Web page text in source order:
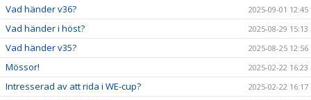
Vad händer v36? 2025-09-01 12:45
Vad händer i höst? 2025-08-29 15:13
Vad händer v35? 2025-08-25 12:56
Mössor! 2025-02-22 16:23
Intresserad av att rida i WE-cup? 2025-02-22 16:17